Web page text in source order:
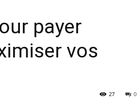
payer
vos
0
27